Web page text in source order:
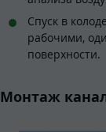
Спуск в
рабочими,
поверхности.
Монтаж